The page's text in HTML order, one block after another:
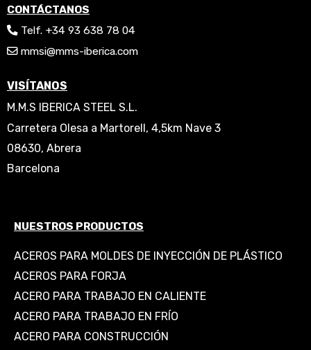
CONTÁCTANOS
Telf. +34 93 638 78 04
mmsi@mms-iberica.com
VISÍTANOS
M.M.S IBERICA STEEL S.L.
Carretera Olesa a Martorell, 4,5km Nave 3
08630, Abrera
Barcelona
NUESTROS PRODUCTOS
ACEROS PARA MOLDES DE INYECCIÓN DE PLÁSTICO
ACEROS PARA FORJA
ACERO PARA TRABAJO EN CALIENTE
ACERO PARA TRABAJO EN FRÍO
ACERO PARA CONSTRUCCIÓN